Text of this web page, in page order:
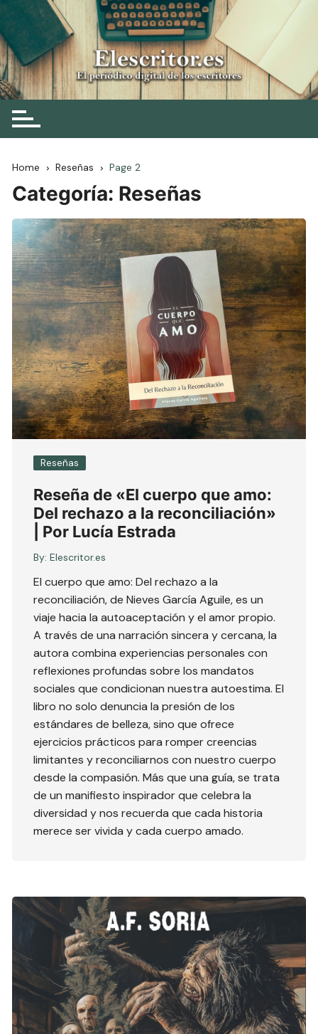
Skip
to
content
Elescritor.es
El periódico digital de los escritores
Home Reseñas Page 2
Categoría: Reseñas
Reseñas
Reseña de «El cuerpo que amo:
Del rechazo a la reconciliación»
| Por Lucía Estrada
By: Elescritor.es
El cuerpo que amo: Del rechazo a la
reconciliación, de Nieves García Aguile, es un
viaje hacia la autoaceptación y el amor propio.
A través de una narración sincera y cercana, la
autora combina experiencias personales con
reflexiones profundas sobre los mandatos
sociales que condicionan nuestra autoestima. El
libro no solo denuncia la presión de los
estándares de belleza, sino que ofrece
ejercicios prácticos para romper creencias
limitantes y reconciliarnos con nuestro cuerpo
desde la compasión. Más que una guía, se trata
de un manifiesto inspirador que celebra la
diversidad y nos recuerda que cada historia
merece ser vivida y cada cuerpo amado.